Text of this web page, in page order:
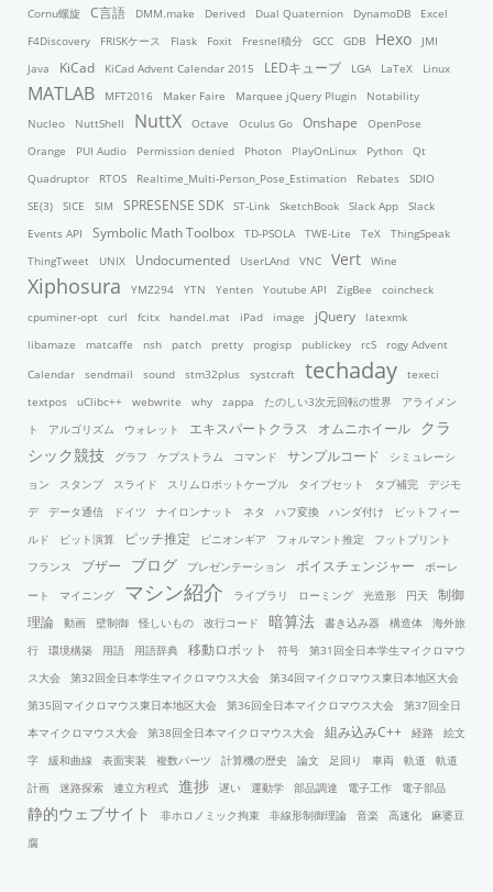
Cornu螺旋
C言語 DMM.make Derived Dual Quaternion DynamoDB
Excel
F4Discovery
FRISKケース Flask Foxit Fresnel積分 GCC GDB Hexo
JMI
Java
KiCad KiCad Advent Calendar 2015 LEDキューブ LGA LaTeX Linux
MATLAB MFT2016 Maker Faire Marquee jQuery Plugin
Notability
Nucleo
NuttShell NuttX Octave Oculus Go Onshape
OpenPose
Orange
PUI Audio Permission denied Photon PlayOnLinux Python
Qt
Quadruptor
RTOS Realtime_Multi-Person_Pose_Estimation Rebates
SDIO
SE(3)
SICE SIM SPRESENSE SDK ST-Link SketchBook Slack App
Slack
Events API
Symbolic Math Toolbox TD-PSOLA TWE-Lite TeX
ThingSpeak
ThingTweet
UNIX Undocumented UserLAnd VNC Vert Wine
Xiphosura YMZ294 YTN Yenten Youtube API ZigBee
coincheck
cpuminer-opt
curl fcitx handel.mat iPad image jQuery
latexmk
libamaze
matcaffe nsh patch pretty progisp publickey rcS
rogy Advent
Calendar
sendmail sound stm32plus systcraft techaday
texeci
textpos
uClibc++ webwrite why zappa たのしい3次元回転の世界
アライメン
ト
アルゴリズム ウォレット エキスパートクラス オムニホイール クラ
シック競技
グラフ ケプストラム コマンド サンプルコード
シミュレーシ
ョン
スタンプ スライド スリムロボットケーブル タイプセット タブ補完
デジモ
デ
データ通信 ドイツ ナイロンナット ネタ ハフ変換 ハンダ付け
ビットフィー
ルド
ビット演算 ピッチ推定 ピニオンギア フォルマント推定
フットプリント
フランス
ブザー ブログ プレゼンテーション ボイスチェンジャー
ボーレ
ート
マイニング マシン紹介 ライブラリ ローミング 光造形 円天
制御
理論
動画 壁制御 怪しいもの 改行コード 暗算法 書き込み器 構造体
海外旅
行
環境構築 用語 用語辞典 移動ロボット 符号
第31回全日本学生マイクロマウ
ス大会
第32回全日本学生マイクロマウス大会
第34回マイクロマウス東日本地区大会
第35回マイクロマウス東日本地区大会
第36回全日本マイクロマウス大会
第37回全日
本マイクロマウス大会
第38回全日本マイクロマウス大会 組み込みC++ 経路
絵文
字
緩和曲線 表面実装 複数パーツ 計算機の歴史 論文 足回り 車両 軌道
軌道
計画
迷路探索 連立方程式 進捗 遅い 運動学 部品調達 電子工作 電子部品
静的ウェブサイト 非ホロノミック拘束 非線形制御理論 音楽 高速化
麻婆豆
腐